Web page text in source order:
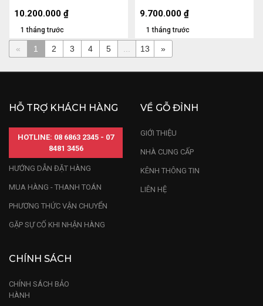
1 tháng trước
10.200.000 ₫
1 tháng trước
9.700.000 ₫
« 1 2 3 4 5 13 »
HỖ TRỢ KHÁCH HÀNG
HOTLINE: 08 6863 2345 - 07
8481 3456
HƯỚNG DẪN ĐẶT HÀNG
MUA HÀNG - THANH TOÁN
PHƯƠNG THỨC VẬN CHUYỂN
GẶP SỰ CỐ KHI NHẬN HÀNG
VỀ GỖ ĐỈNH
GIỚI THIỆU
NHÀ CUNG CẤP
KÊNH THÔNG TIN
LIÊN HỆ
CHÍNH SÁCH
CHÍNH SÁCH BẢO
HÀNH